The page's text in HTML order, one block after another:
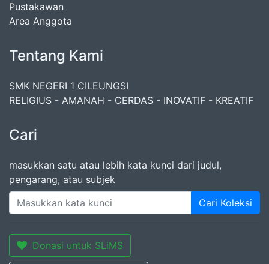
Pustakawan
Area Anggota
Tentang Kami
SMK NEGERI 1 CILEUNGSI
RELIGIUS - AMANAH - CERDAS - INOVATIF - KREATIF
Cari
masukkan satu atau lebih kata kunci dari judul,
pengarang, atau subjek
Cari Koleksi
Donasi untuk SLiMS